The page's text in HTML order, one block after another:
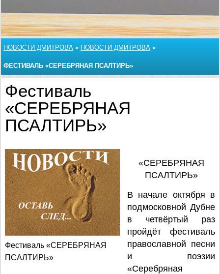
НОВОСТИ ДМИТРОВА » НОВОСТИ ДМИТРОВА »
ФЕСТИВАЛЬ «СЕРЕБРЯНАЯ ПСАЛТИРЬ»
Фестиваль
«СЕРЕБРЯНАЯ
ПСАЛТИРЬ»
Фестиваль «СЕРЕБРЯНАЯ
ПСАЛТИРЬ»
«СЕРЕБРЯНАЯ
ПСАЛТИРЬ»
В начале октября в
подмосковной Дубне
в четвёртый раз
пройдёт фестиваль
православной песни
и поэзии
«Серебряная